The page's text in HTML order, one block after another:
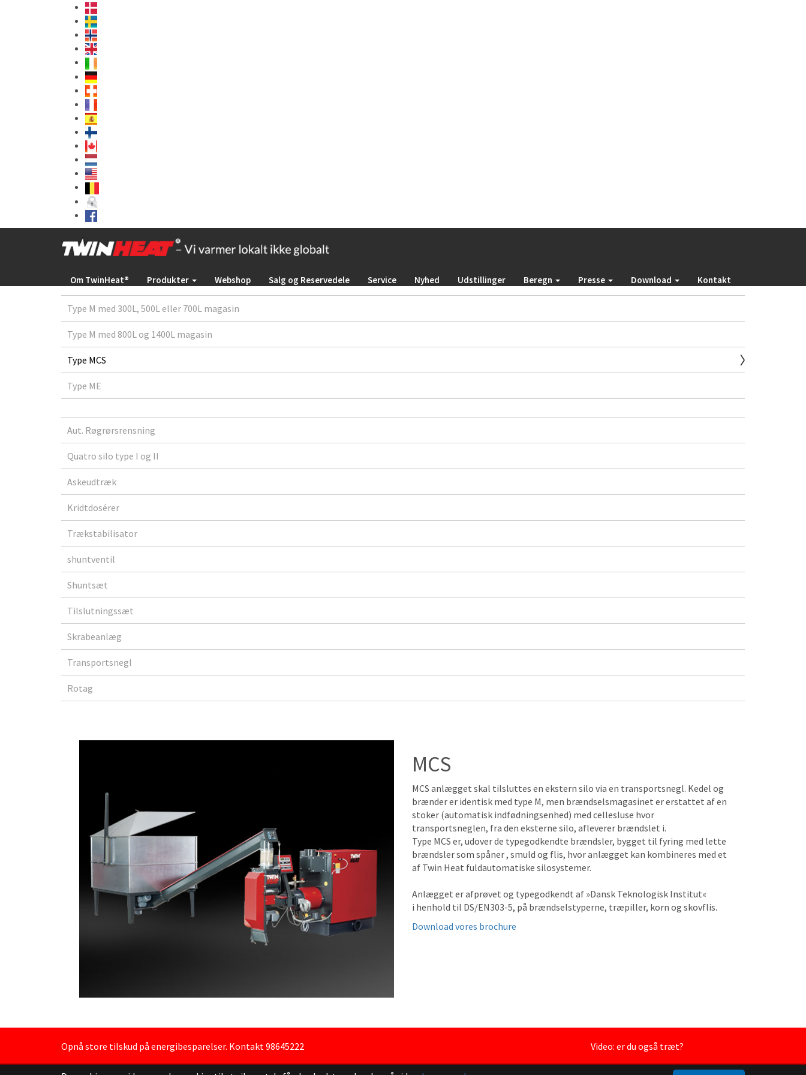
Om TwinHeat® Produkter Webshop Salg og Reservedele Service Nyhed Udstillinger Beregn Presse Download Kontakt
Type M med 300L, 500L eller 700L magasin
Type M med 800L og 1400L magasin
Type MCS
Type ME
Aut. Røgrørsrensning
Quatro silo type I og II
Askeudtræk
Kridtdosérer
Trækstabilisator
shuntventil
Shuntsæt
Tilslutningssæt
Skrabeanlæg
Transportsnegl
Rotag
MCS
MCS anlægget skal tilsluttes en ekstern silo via en transportsnegl. Kedel og
brænder er identisk med type M, men brændselsmagasinet er erstattet af en
stoker (automatisk indfødningsenhed) med cellesluse hvor
transportsneglen, fra den eksterne silo, afleverer brændslet i.
Type MCS er, udover de typegodkendte brændsler, bygget til fyring med lette
brændsler som spåner , smuld og flis, hvor anlægget kan kombineres med et
af Twin Heat fuldautomatiske silosystemer.
Anlægget er afprøvet og typegodkendt af »Dansk Teknologisk Institut«
i henhold til DS/EN303-5, på brændselstyperne, træpiller, korn og skovflis.
Download vores brochure
Opnå store tilskud på energibesparelser. Kontakt 98645222 Video: er du også træt?